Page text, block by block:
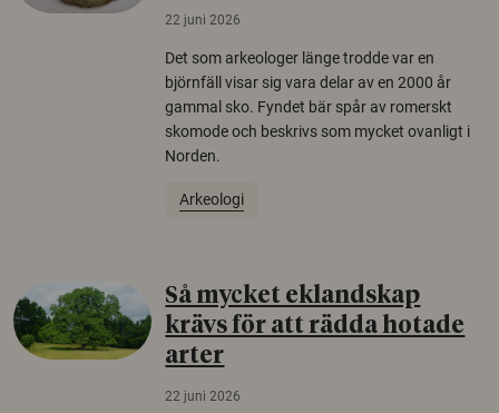
22 juni 2026
Det som arkeologer länge trodde var en
björnfäll visar sig vara delar av en 2000 år
gammal sko. Fyndet bär spår av romerskt
skomode och beskrivs som mycket ovanligt i
Norden.
Arkeologi
Så mycket eklandskap
krävs för att rädda hotade
arter
22 juni 2026